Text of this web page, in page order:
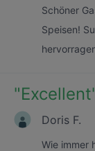
Schöner
Speisen!
"Excellent
Doris F.
Wie immer